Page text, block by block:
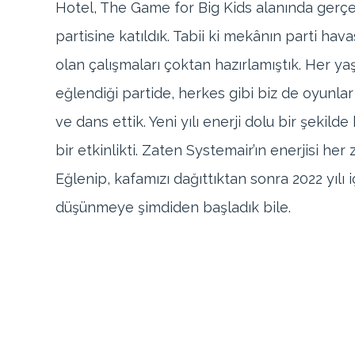
Hotel, The Game for Big Kids alanında
partisine katıldık. Tabii ki mekânın parti
olan çalışmaları çoktan hazırlamıştık. Her
eğlendiği partide, herkes gibi biz de oyunlar
ve dans ettik. Yeni yılı enerji dolu bir
bir etkinlikti. Zaten Systemair’ın enerjisi her
Eğlenip, kafamızı dağıttıktan sonra 2022 yılı
düşünmeye şimdiden başladık bile.